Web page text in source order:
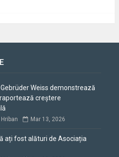
Weiss demonstrează
creștere
Mar 13, 2026
ați fost alături de Asociația